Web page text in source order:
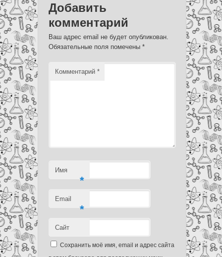
Добавить
комментарий
Ваш адрес email не будет опубликован.
Обязательные поля помечены *
Комментарий *
Имя
*
Email
*
Сайт
Сохранить моё имя, email и адрес сайта